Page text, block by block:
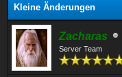
Kleine Änderungen
Zacharas
Server Team